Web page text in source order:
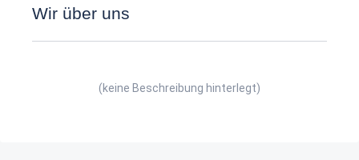
Wir über uns
(keine Beschreibung hinterlegt)